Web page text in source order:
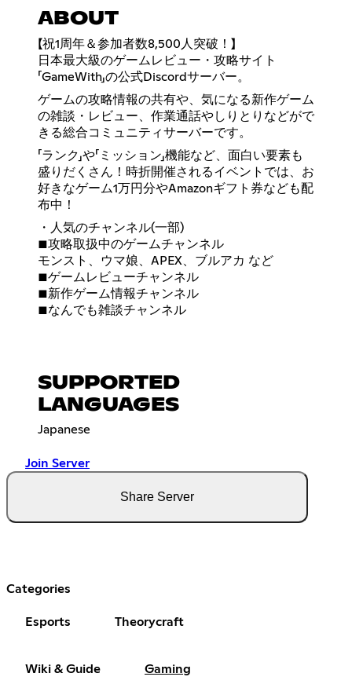
ABOUT
【祝1周年＆参加者数8,500人突破！】
日本最大級のゲームレビュー・攻略サイト
「GameWith」の公式Discordサーバー。
ゲームの攻略情報の共有や、気になる新作ゲーム
の雑談・レビュー、作業通話やしりとりなどがで
きる総合コミュニティサーバーです。
「ランク」や「ミッション」機能など、面白い要素も
盛りだくさん！時折開催されるイベントでは、お
好きなゲーム1万円分やAmazonギフト券なども配
布中！
・人気のチャンネル(一部)
■攻略取扱中のゲームチャンネル
モンスト、ウマ娘、APEX、ブルアカ など
■ゲームレビューチャンネル
■新作ゲーム情報チャンネル
■なんでも雑談チャンネル
SUPPORTED
LANGUAGES
Japanese
Join Server
Share Server
Categories
Esports Theorycraft
Wiki & Guide Gaming